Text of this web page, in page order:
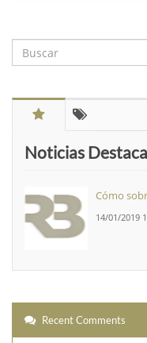
Noticias
Cómo
14/01/2019
Recent Comments